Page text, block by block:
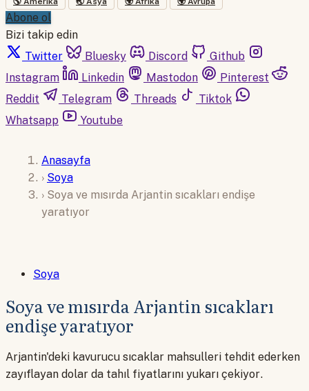
Abone ol
Bizi takip edin
Twitter
Bluesky Discord
Github
Instagram
Linkedin Mastodon
Pinterest
Reddit
Telegram Threads
Tiktok
Whatsapp
Youtube
Anasayfa
› Soya
› Soya ve mısırda Arjantin sıcakları endişe
yaratıyor
Soya
Soya ve mısırda Arjantin sıcakları
endişe yaratıyor
Arjantin'deki kavurucu sıcaklar mahsulleri tehdit ederken
zayıflayan dolar da tahıl fiyatlarını yukarı çekiyor.